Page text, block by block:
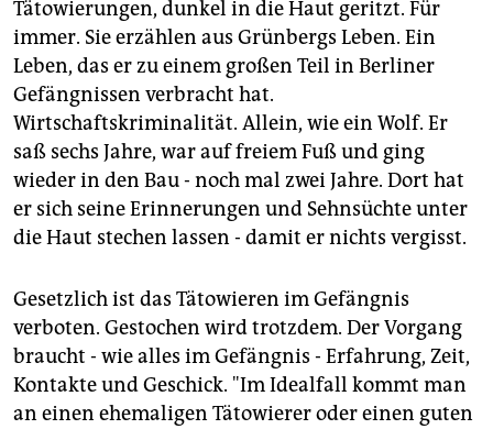
Tätowierungen, dunkel in die Haut geritzt. Für
immer. Sie erzählen aus Grünbergs Leben. Ein
Leben, das er zu einem großen Teil in Berliner
Gefängnissen verbracht hat.
Wirtschaftskriminalität. Allein, wie ein Wolf. Er
saß sechs Jahre, war auf freiem Fuß und ging
wieder in den Bau - noch mal zwei Jahre. Dort hat
er sich seine Erinnerungen und Sehnsüchte unter
die Haut stechen lassen - damit er nichts vergisst.
Gesetzlich ist das Tätowieren im Gefängnis
verboten. Gestochen wird trotzdem. Der Vorgang
braucht - wie alles im Gefängnis - Erfahrung, Zeit,
Kontakte und Geschick. "Im Idealfall kommt man
an einen ehemaligen Tätowierer oder einen guten